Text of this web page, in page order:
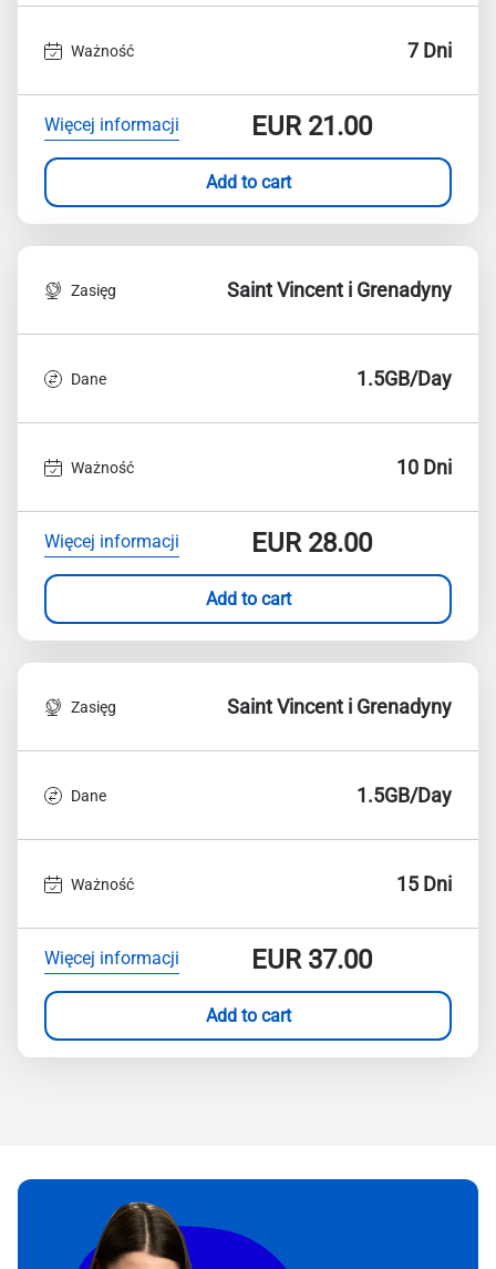
Ważność 7 Dni
Więcej informacji EUR21.00
Add to cart
Zasięg Saint Vincent i Grenadyny
Dane 1.5GB/Day
Ważność 10 Dni
Więcej informacji EUR28.00
Add to cart
Zasięg Saint Vincent i Grenadyny
Dane 1.5GB/Day
Ważność 15 Dni
Więcej informacji EUR37.00
Add to cart